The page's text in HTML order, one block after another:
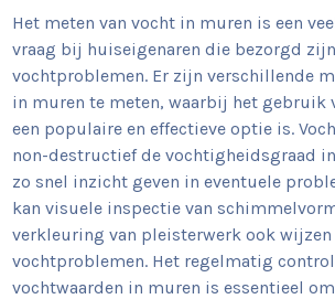
Het meten van vocht in muren is een
vraag bij huiseigenaren die bezorgd
vochtproblemen. Er zijn verschillende
in muren te meten, waarbij het gebruik
een populaire en effectieve optie is.
non-destructief de vochtigheidsgraad
zo snel inzicht geven in eventuele
kan visuele inspectie van
verkleuring van pleisterwerk ook wijzen
vochtproblemen. Het regelmatig
vochtwaarden in muren is essentieel